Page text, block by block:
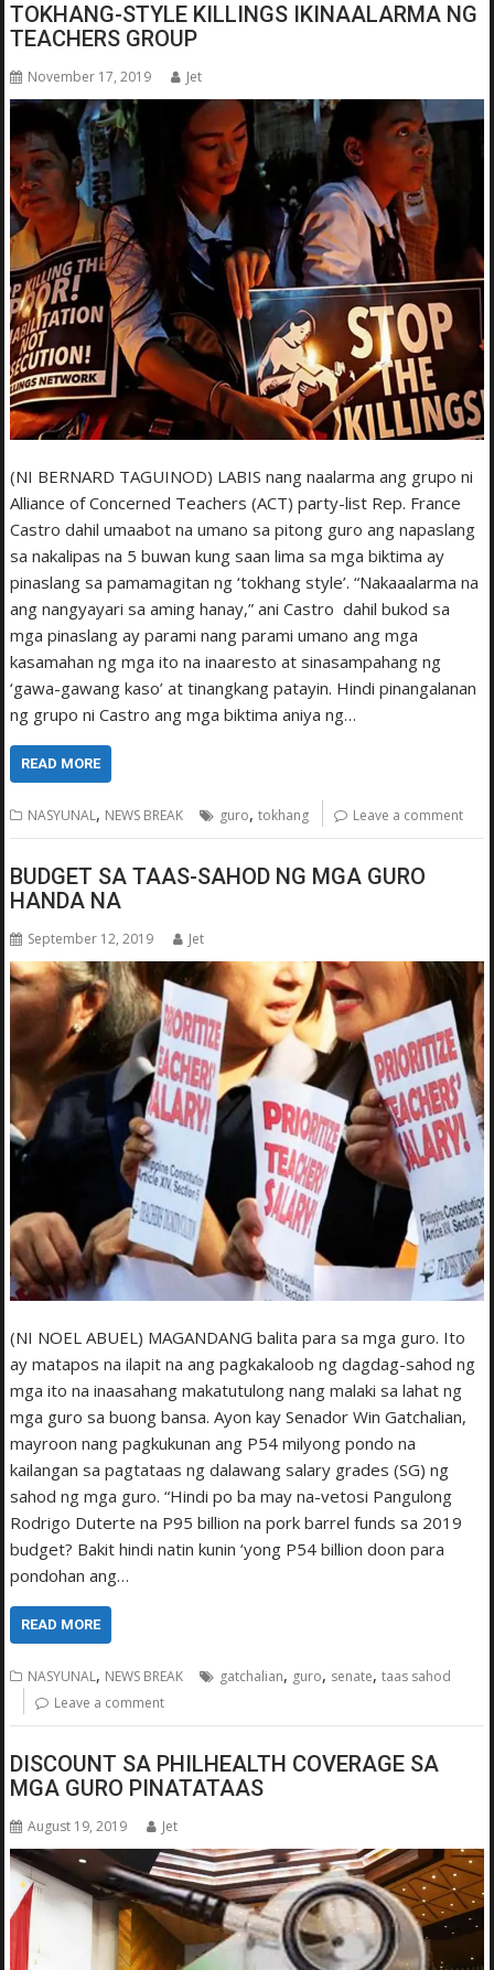
TOKHANG-STYLE KILLINGS IKINAALARMA NG
TEACHERS GROUP
November 17, 2019 Jet
(NI BERNARD TAGUINOD) LABIS nang naalarma ang grupo ni
Alliance of Concerned Teachers (ACT) party-list Rep. France
Castro dahil umaabot na umano sa pitong guro ang napaslang
sa nakalipas na 5 buwan kung saan lima sa mga biktima ay
pinaslang sa pamamagitan ng ‘tokhang style’. “Nakaaalarma na
ang nangyayari sa aming hanay,” ani Castro dahil bukod sa
mga pinaslang ay parami nang parami umano ang mga
kasamahan ng mga ito na inaaresto at sinasampahang ng
‘gawa-gawang kaso’ at tinangkang patayin. Hindi pinangalanan
ng grupo ni Castro ang mga biktima aniya ng…
READ MORE
NASYUNAL, NEWS BREAK guro,tokhang Leave a comment
BUDGET SA TAAS-SAHOD NG MGA GURO
HANDA NA
September 12, 2019 Jet
(NI NOEL ABUEL) MAGANDANG balita para sa mga guro. Ito
ay matapos na ilapit na ang pagkakaloob ng dagdag-sahod ng
mga ito na inaasahang makatutulong nang malaki sa lahat ng
mga guro sa buong bansa. Ayon kay Senador Win Gatchalian,
mayroon nang pagkukunan ang P54 milyong pondo na
kailangan sa pagtataas ng dalawang salary grades (SG) ng
sahod ng mga guro. “Hindi po ba may na-vetosi Pangulong
Rodrigo Duterte na P95 billion na pork barrel funds sa 2019
budget? Bakit hindi natin kunin ‘yong P54 billion doon para
pondohan ang…
READ MORE
NASYUNAL, NEWS BREAK gatchalian, guro, senate,taas sahod
Leave a comment
DISCOUNT SA PHILHEALTH COVERAGE SA
MGA GURO PINATATAAS
August 19, 2019 Jet